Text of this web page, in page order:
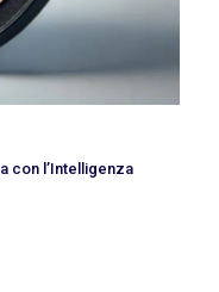
con l’Intelligenza